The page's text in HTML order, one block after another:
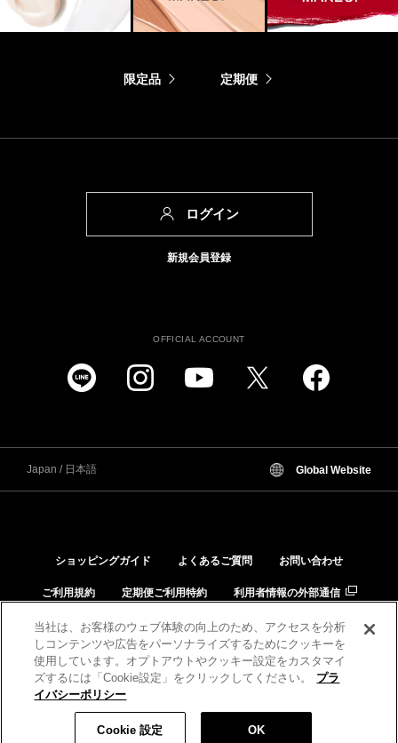
税込 9,350 円
カートに入れる
限定品 定期便
ログイン
新規会員登録
OFFICIAL ACCOUNT
Japan / 日本語 Global Website
ショッピングガイド よくあるご質問 お問い合わせ
ご利用規約 定期便ご利用特約 利用者情報の外部通信
個人情報保護方針 特定商取引法に基づく表示
品質と安全への取り組み 肌と化粧品の相性チェック
©KANEBO All Rights Reserved.
当社は、お客様のウェブ体験の向上のため、アクセスを分析
しコンテンツや広告をパーソナライズするためにクッキーを
使用しています。オプトアウトやクッキー設定をカスタマイ
ズするには「Cookie設定」をクリックしてください。
プラ
イバシーポリシー
Cookie 設定 OK